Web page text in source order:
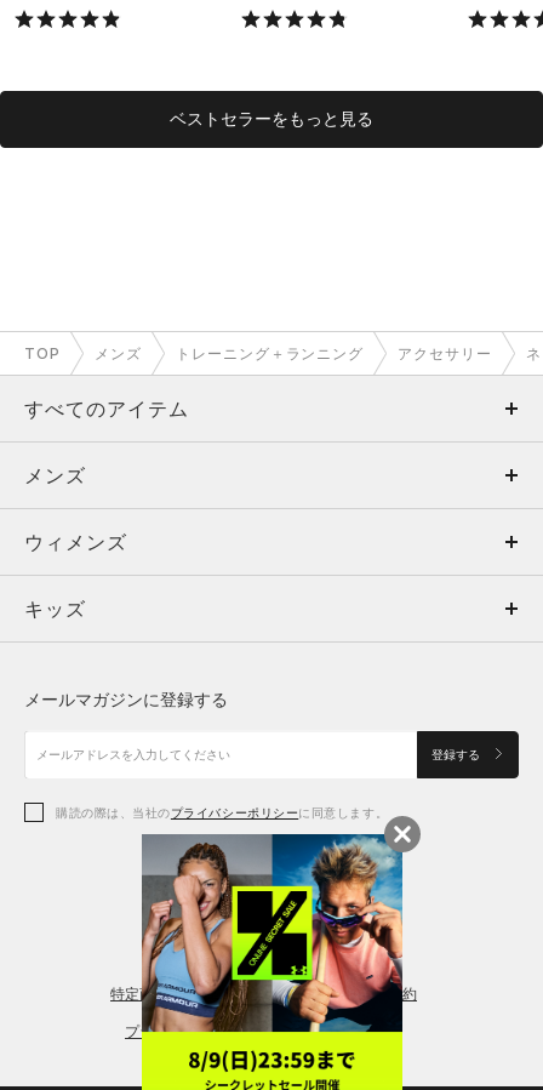
ベストセラーをもっと見る
TOP メンズ トレーニング＋ランニング アクセサリー
すべてのアイテム
メンズ
ウィメンズ
キッズ
アクセサリー
メンズ
トップス
ボトムス
アクセサリー
ウィメンズ
トップス
シューズ
アクセサリー
レギンス＆タイツ
キッズ
シューズ
メールマガジンに登録する
登録する
購読の際は、当社のプライバシーポリシーに同意します。
特定商取引法に基づく通販の表記 会員規約
プライバシーポリシー